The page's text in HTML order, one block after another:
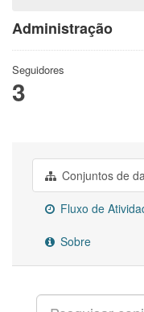
Administração
Seguidores
3
Conjuntos de
Fluxo de
Sobre